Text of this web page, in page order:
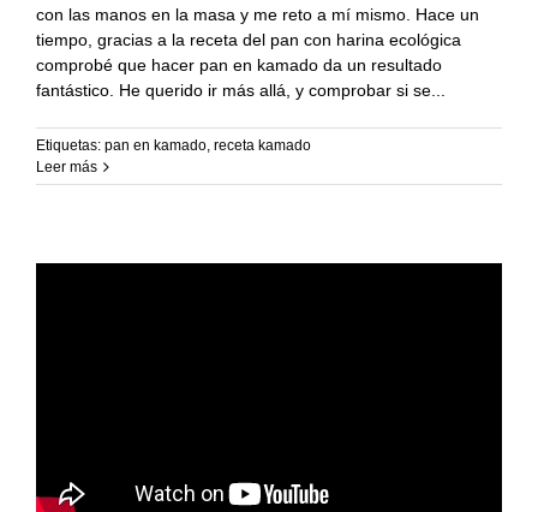
con las manos en la masa y me reto a mí mismo. Hace un
tiempo, gracias a la receta del pan con harina ecológica
comprobé que hacer pan en kamado da un resultado
fantástico. He querido ir más allá, y comprobar si se
Etiquetas: pan en kamado receta kamado
Leer más